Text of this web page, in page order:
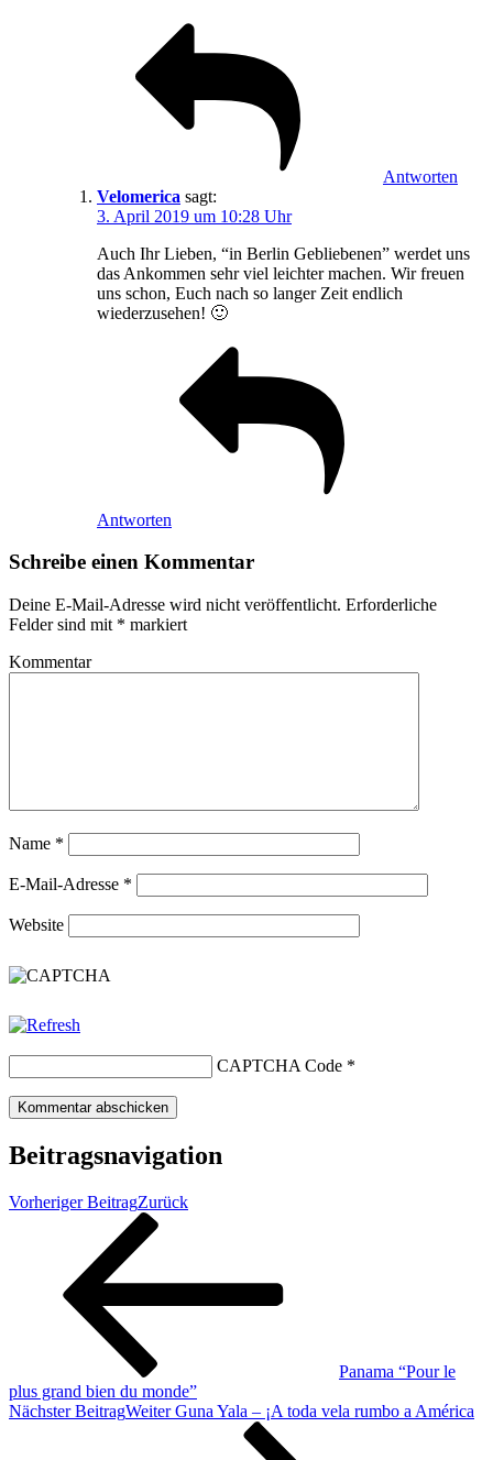
Antworten
Velomerica sagt:
3. April 2019 um 10:28 Uhr
Auch Ihr Lieben, “in Berlin Gebliebenen” werdet uns
das Ankommen sehr viel leichter machen. Wir freuen
uns schon, Euch nach so langer Zeit endlich
wiederzusehen! 🙂
Antworten
Schreibe einen Kommentar
Deine E-Mail-Adresse wird nicht veröffentlicht. Erforderliche
Felder sind mit * markiert
Kommentar
Name *
E-Mail-Adresse *
Website
CAPTCHA Code *
Beitragsnavigation
Vorheriger BeitragZurück
Panama “Pour le
plus grand bien du monde”
Nächster BeitragWeiter Guna Yala – ¡A toda vela rumbo a América